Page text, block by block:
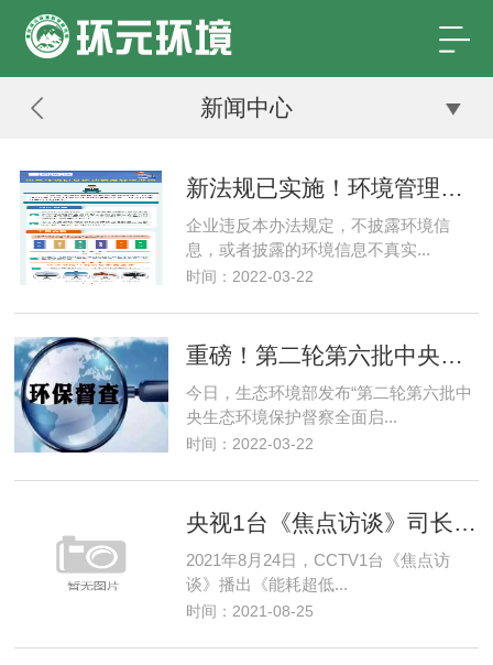
新闻中心
新法规已实施！环境管理信息未按要求披露，罚款1-10万元！
企业违反本办法规定，不披露环境信
息，或者披露的环境信息不真实...
时间：2022-03-22
重磅！第二轮第六批中央环保督察全面启动！附工业企业VOCs治理检查要点
今日，生态环境部发布“第二轮第六批中
央生态环境保护督察全面启...
时间：2022-03-22
央视1台《焦点访谈》司长讲话：被动房要主动推、强制推！
2021年8月24日，CCTV1台《焦点访
谈》播出《能耗超低...
时间：2021-08-25